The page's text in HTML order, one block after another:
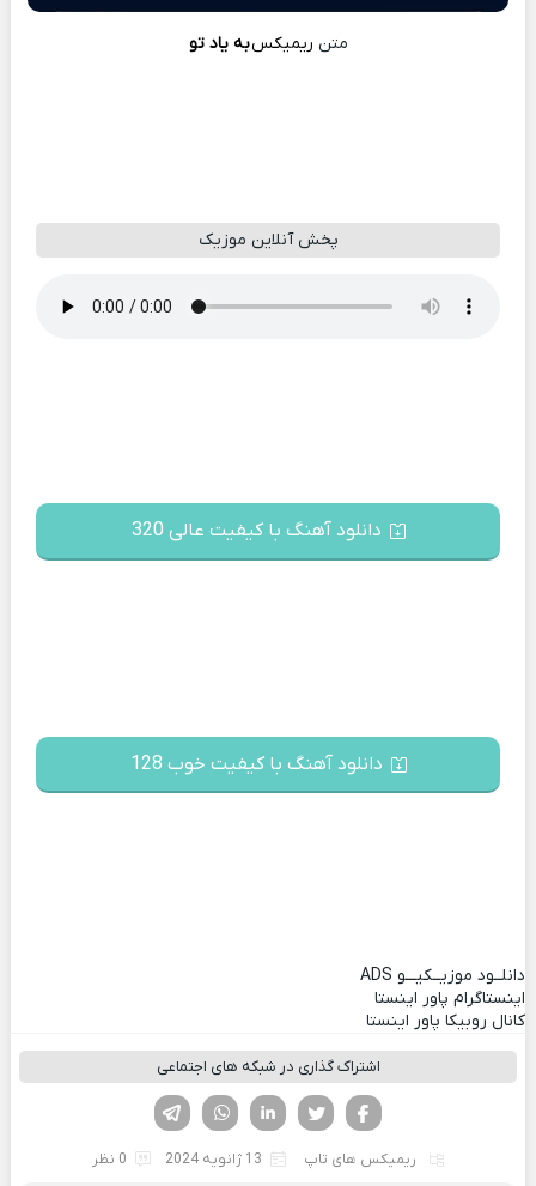
متن ریمیکسبه یاد تو
پخش آنلاین موزیک
دانلود آهنگ با کیفیت عالی 320
دانلود آهنگ با کیفیت خوب 128
دانلــود موزیــکیـــو ADS
اینستاگرام پاور اینستا
کانال روبیکا پاور اینستا
اشتراک گذاری در شبکه های اجتماعی
لینکدین تویتر
فیسوک
ریمیکس های تاپ 13 ژانویه 2024 0 نظر